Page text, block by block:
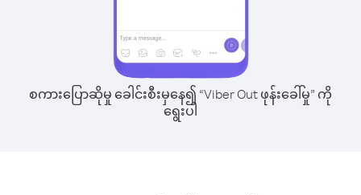
စကားပြောဆိုမှု ခေါင်းစီးမှနေ၍ “Viber Out ဖုန်းခေါ်မှု” ကို
ရွေးပါ